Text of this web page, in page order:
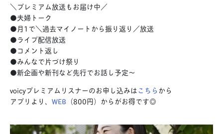
＼プレミアム放送もお届け中／
●夫婦トーク
●月1で＼過去マイノートから振り返り／放送
●ライブ配信放送
●コメント返し
●みんなで片づけ祭り
●新企画や新刊など先行でお話し予定〜
voicyプレミアムリスナーのお申し込みはこちら から
アプリより、 WEB （800円）からがお得です◎